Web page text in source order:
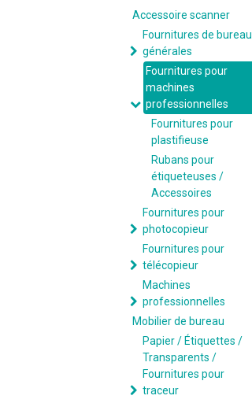
Accessoire scanner
Fournitures de bureau
générales
Fournitures pour
machines
professionnelles
Fournitures pour
plastifieuse
Rubans pour
étiqueteuses /
Accessoires
Fournitures pour
photocopieur
Fournitures pour
télécopieur
Machines
professionnelles
Mobilier de bureau
Papier / Étiquettes /
Transparents /
Fournitures pour
traceur